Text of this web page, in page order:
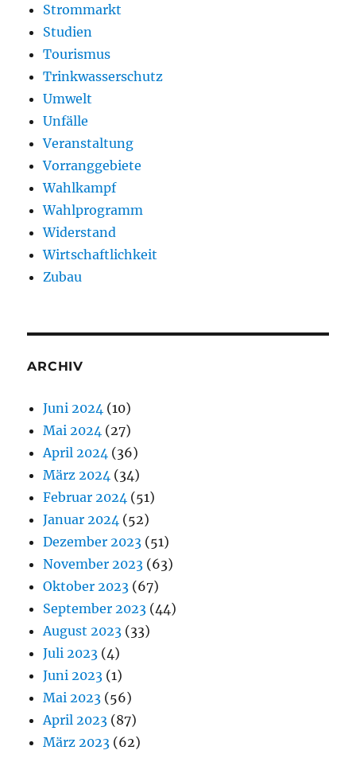
Strommarkt
Studien
Tourismus
Trinkwasserschutz
Umwelt
Unfälle
Veranstaltung
Vorranggebiete
Wahlkampf
Wahlprogramm
Widerstand
Wirtschaftlichkeit
Zubau
ARCHIV
Juni 2024 (10)
Mai 2024 (27)
April 2024 (36)
März 2024 (34)
Februar 2024 (51)
Januar 2024 (52)
Dezember 2023 (51)
November 2023 (63)
Oktober 2023 (67)
September 2023 (44)
August 2023 (33)
Juli 2023 (4)
Juni 2023 (1)
Mai 2023 (56)
April 2023 (87)
März 2023 (62)